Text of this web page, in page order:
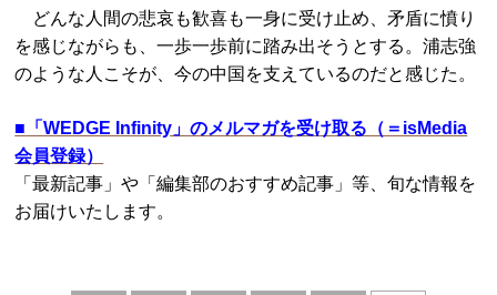
どんな人間の悲哀も歓喜も一身に受け止め、矛盾に憤り
を感じながらも、一歩一歩前に踏み出そうとする。浦志強
のような人こそが、今の中国を支えているのだと感じた。
■ 「WEDGE Infinity」のメルマガを受け取る（＝isMedia
会員登録）
「最新記事」や「編集部のおすすめ記事」等、旬な情報を
お届けいたします。